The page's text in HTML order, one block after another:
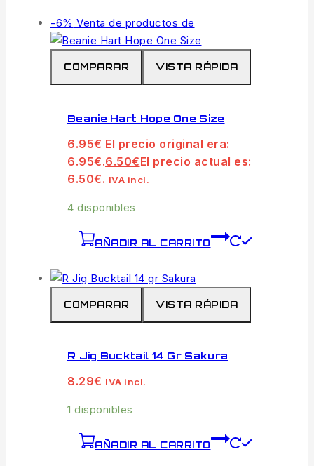
-6% Venta de productos de
COMPARAR VISTA RÁPIDA
Beanie Hart Hope One Size
6.95€ El precio original era:
6.95€.6.50€El precio actual es:
6.50€. IVA incl.
4 disponibles
AÑADIR AL CARRITO
COMPARAR VISTA RÁPIDA
R Jig Bucktail 14 Gr Sakura
8.29€ IVA incl.
1 disponibles
AÑADIR AL CARRITO